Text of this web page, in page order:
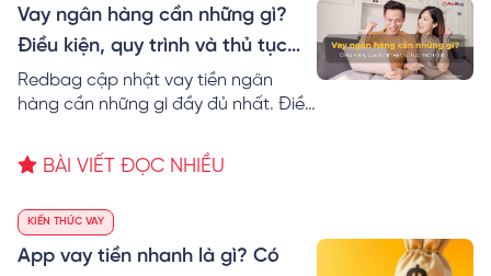
trong ngày tới 15 triệu.
Vay ngân hàng cần những gì?
Điều kiện, quy trình và thủ tục
mới nhất
Redbag cập nhật vay tiền ngân
hàng cần những gì đầy đủ nhất. Điều
ngân hàng gồm những gì và cách
vay tiền ngân hàng nhanh nhất.
BÀI VIẾT ĐỌC NHIỀU
KIẾN THỨC VAY
App vay tiền nhanh là gì? Có